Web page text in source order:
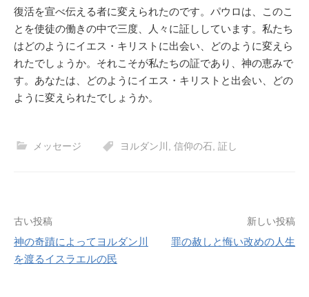
復活を宣べ伝える者に変えられたのです。パウロは、このこ
とを使徒の働きの中で三度、人々に証ししています。私たち
はどのようにイエス・キリストに出会い、どのように変えら
れたでしょうか。それこそが私たちの証であり、神の恵みで
す。あなたは、どのようにイエス・キリストと出会い、どの
ように変えられたでしょうか。
メッセージ ヨルダン川 信仰の石 証し
投
稿
古い投稿
神の奇蹟によってヨルダン川
を渡るイスラエルの民
新しい投稿
罪の赦しと悔い改めの人生